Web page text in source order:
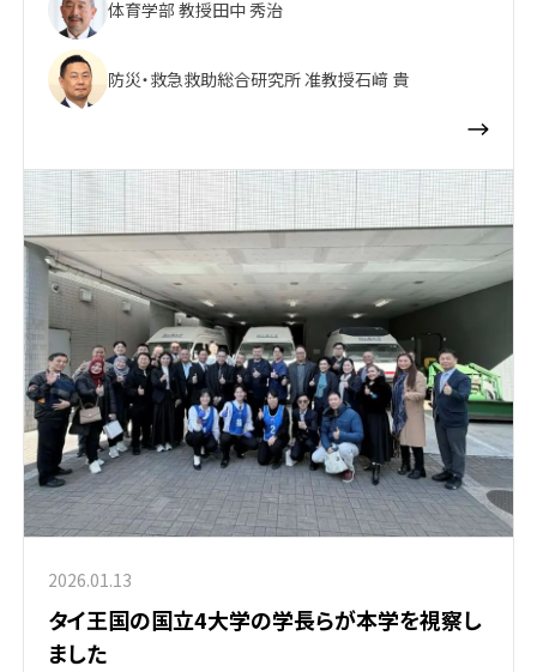
体育学部 教授田中 秀治
防災・救急救助総合研究所 准教授石﨑 貴
2026.01.13
タイ王国の国立4大学の学長らが本学を視察し
ました